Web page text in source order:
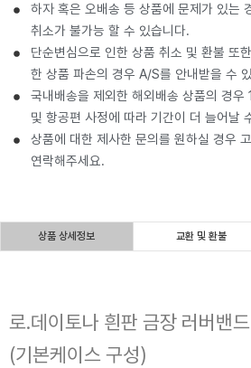
하자 혹은 오배송 등 상품에 문제가 있는
취소가 불가능 할 수 있습니다.
단순변심으로 인한 상품 취소 및 환불 또
한 상품 파손의 경우 A/S를 안내받을 수
국내배송을 제외한 해외배송 상품의 경
및 항공편 사정에 따라 기간이 더 늘어날
상품에 대한 제사한 문의를 원하실 경우
연락해주세요.
상품 상세정보 교환 및 환불
로.데이토나 흰판 금장 러버밴드
(기본케이스 구성)